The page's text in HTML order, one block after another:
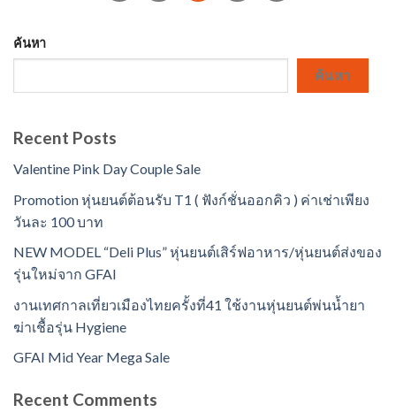
ค้นหา
ค้นหา
Recent Posts
Valentine Pink Day Couple Sale
Promotion หุ่นยนต์ต้อนรับ T1 ( ฟังก์ชั่นออกคิว ) ค่าเช่าเพียง
วันละ 100 บาท
NEW MODEL “Deli Plus” หุ่นยนต์เสิร์ฟอาหาร/หุ่นยนต์ส่งของ
รุ่นใหม่จาก GFAI
งานเทศกาลเที่ยวเมืองไทยครั้งที่41 ใช้งานหุ่นยนต์พ่นน้ำยา
ฆ่าเชื้อรุ่น Hygiene
GFAI Mid Year Mega Sale
Recent Comments